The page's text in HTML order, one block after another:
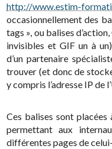
http://www.estim-
occasionnellement des
tags », ou balises
invisibles et GIF un à
d’un partenaire
trouver (et donc de
y compris l’adresse IP de
Ces balises sont
permettant aux
différentes pages de